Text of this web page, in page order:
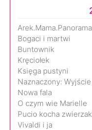
Arek.Mama.Panorama
Bogaci i martwi
Buntownik
Kręciołek
Księga pustyni
Naznaczony:
Nowa fala
O czym wie Marielle
Pucio kocha
Vivaldi i ja